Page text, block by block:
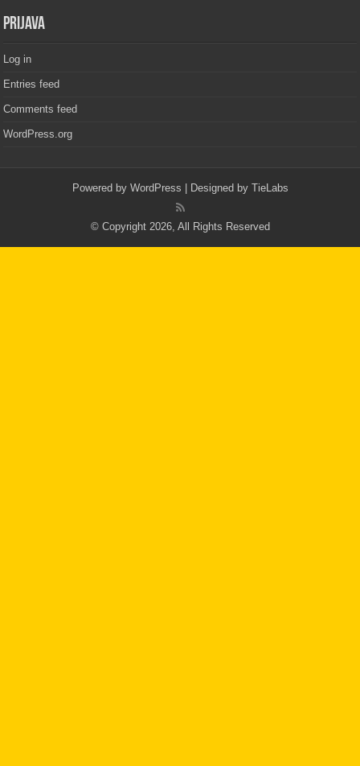
PRIJAVA
Log in
Entries feed
Comments feed
WordPress.org
Powered by WordPress | Designed by TieLabs
© Copyright 2026, All Rights Reserved